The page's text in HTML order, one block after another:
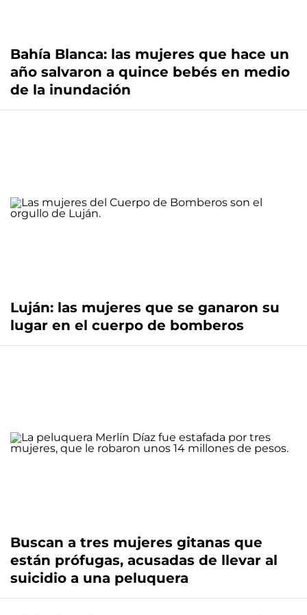
Bahía Blanca: las mujeres que hace un
año salvaron a quince bebés en medio
de la inundación
Luján: las mujeres que se ganaron su
lugar en el cuerpo de bomberos
Buscan a tres mujeres gitanas que
están prófugas, acusadas de llevar al
suicidio a una peluquera